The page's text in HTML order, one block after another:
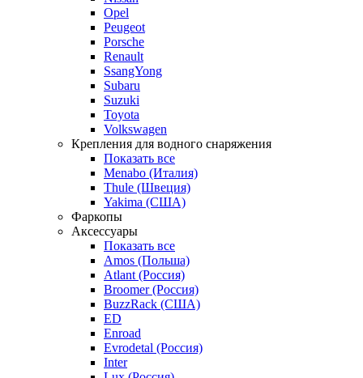
Opel
Peugeot
Porsche
Renault
SsangYong
Subaru
Suzuki
Toyota
Volkswagen
Крепления для водного снаряжения
Показать все
Menabo (Италия)
Thule (Швеция)
Yakima (США)
Фаркопы
Аксессуары
Показать все
Amos (Польша)
Atlant (Россия)
Broomer (Россия)
BuzzRack (США)
ED
Enroad
Evrodetal (Россия)
Inter